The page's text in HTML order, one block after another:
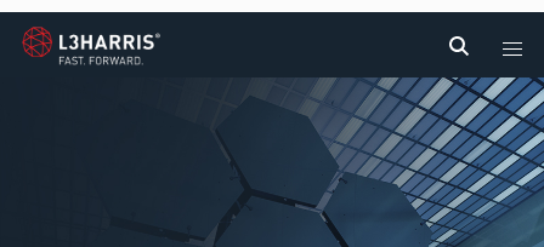
L3Harris
Search